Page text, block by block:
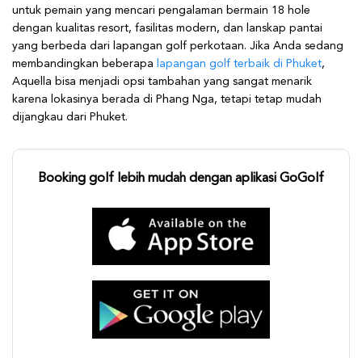
untuk pemain yang mencari pengalaman bermain 18 hole
dengan kualitas resort, fasilitas modern, dan lanskap pantai
yang berbeda dari lapangan golf perkotaan. Jika Anda sedang
membandingkan beberapa
lapangan golf terbaik di Phuket,
Aquella bisa menjadi opsi tambahan yang sangat menarik
karena lokasinya berada di Phang Nga, tetapi tetap mudah
dijangkau dari Phuket.
Booking golf lebih mudah dengan aplikasi GoGolf